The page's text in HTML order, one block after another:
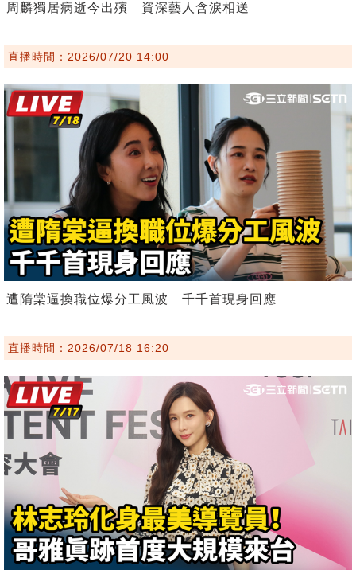
周麟獨居病逝今出殯 資深藝人含淚相送
直播時間：2026/07/20 14:00
遭隋棠逼換職位爆分工風波 千千首現身回應
直播時間：2026/07/18 16:20